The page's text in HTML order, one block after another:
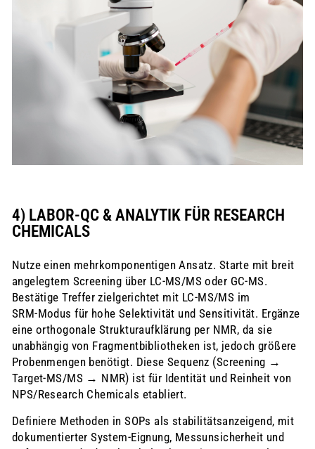
4) LABOR-QC & ANALYTIK FÜR RESEARCH
CHEMICALS
Nutze einen mehrkomponentigen Ansatz. Starte mit breit
angelegtem Screening über LC‑MS/MS oder GC‑MS.
Bestätige Treffer zielgerichtet mit LC‑MS/MS im
SRM‑Modus für hohe Selektivität und Sensitivität. Ergänze
eine orthogonale Strukturaufklärung per NMR, da sie
unabhängig von Fragmentbibliotheken ist, jedoch größere
Probenmengen benötigt. Diese Sequenz (Screening →
Target‑MS/MS → NMR) ist für Identität und Reinheit von
NPS/Research Chemicals etabliert.
Definiere Methoden in SOPs als stabilitätsanzeigend, mit
dokumentierter System‑Eignung, Messunsicherheit und